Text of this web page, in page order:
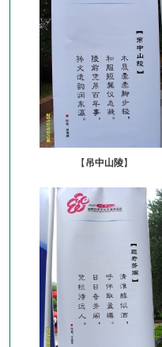
【 吊中山陵】